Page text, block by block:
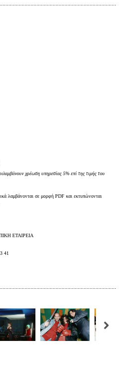
χρέωση υπηρεσίας 5% επί της τιμής του
λαμβάνονται σε μορφή PDF και εκτυπώνονται
ΕΤΑΙΡΕΙΑ
41